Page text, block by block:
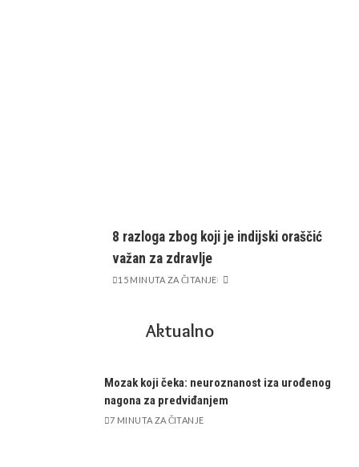
8 razloga zbog koji je indijski oraščić
važan za zdravlje
15 MINUTA ZA ČITANJE
Aktualno
Mozak koji čeka: neuroznanost iza urođenog
nagona za predviđanjem
7 MINUTA ZA ČITANJE